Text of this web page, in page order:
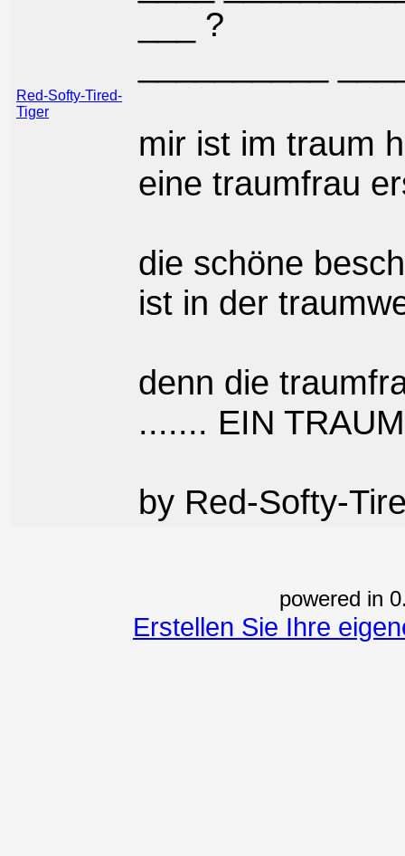
Red-Softy-Tired-
Tiger
___ ?
mir ist im traum
eine traumfrau
die schöne
ist in der
denn die
....... EIN TRAUM
by Red-Softy-
powered in
Erstellen Sie Ihre